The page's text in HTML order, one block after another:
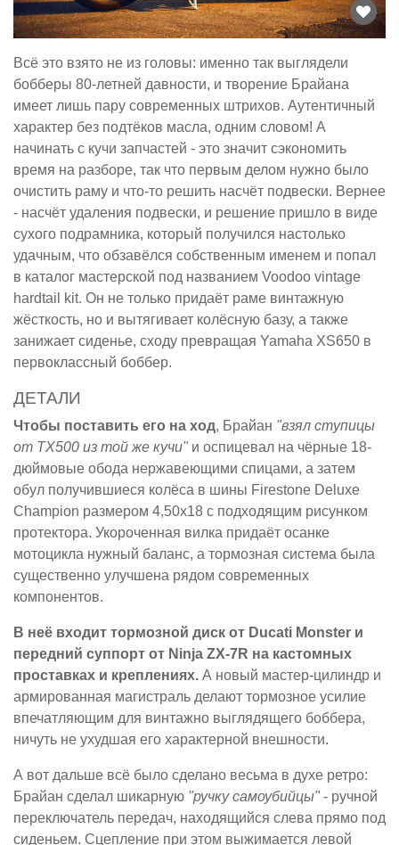
Всё это взято не из головы: именно так выглядели
бобберы 80-летней давности, и творение Брайана
имеет лишь пару современных штрихов. Аутентичный
характер без подтёков масла, одним словом! А
начинать с кучи запчастей - это значит сэкономить
время на разборе, так что первым делом нужно было
очистить раму и что-то решить насчёт подвески. Вернее
- насчёт удаления подвески, и решение пришло в виде
сухого подрамника, который получился настолько
удачным, что обзавёлся собственным именем и попал
в каталог мастерской под названием Voodoo vintage
hardtail kit. Он не только придаёт раме винтажную
жёсткость, но и вытягивает колёсную базу, а также
занижает сиденье, сходу превращая Yamaha XS650 в
первоклассный боббер.
ДЕТАЛИ
Чтобы поставить его на ход, Брайан "взял ступицы
от TX500 из той же кучи" и оспицевал на чёрные 18-
дюймовые обода нержавеющими спицами, а затем
обул получившиеся колёса в шины Firestone Deluxe
Champion размером 4,50х18 с подходящим рисунком
протектора. Укороченная вилка придаёт осанке
мотоцикла нужный баланс, а тормозная система была
существенно улучшена рядом современных
компонентов.
В неё входит тормозной диск от Ducati Monster и
передний суппорт от Ninja ZX-7R на кастомных
проставках и креплениях. А новый мастер-цилиндр и
армированная магистраль делают тормозное усилие
впечатляющим для винтажно выглядящего боббера,
ничуть не ухудшая его характерной внешности.
А вот дальше всё было сделано весьма в духе ретро:
Брайан сделал шикарную "ручку самоубийцы" - ручной
переключатель передач, находящийся слева прямо под
сиденьем. Сцепление при этом выжимается левой